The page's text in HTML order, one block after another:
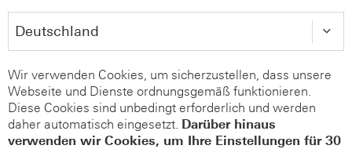
Wir verwenden Cookies, um sicherzustellen, dass unsere
Webseite und Dienste ordnungsgemäß funktionieren.
Diese Cookies sind unbedingt erforderlich und werden
daher automatisch eingesetzt. Darüber hinaus
verwenden wir Cookies, um Ihre Einstellungen für 30